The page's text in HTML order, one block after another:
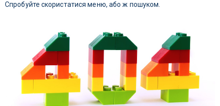
Спробуйте скористатися меню, або ж пошуком.